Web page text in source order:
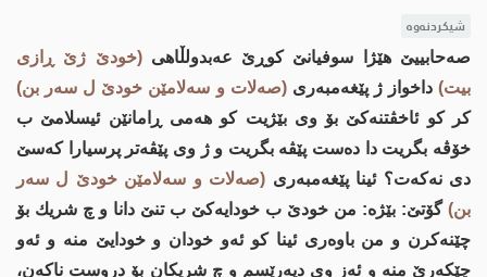
شیکردنەوە
صه‌حابییێ هێژا سوفیانێ كوڕێ عەبدولڵاهی(خودێ ژێ ڕازی
بیت)داخواز ژ پێغەمبەری(صەلات و سەلامێن خودێ ل سەر بن)
کر کو ئاخڤتنه‌كێ بۆ وی بێژیت کو هەمی ڕامانێن ئیسلامێ ب
خۆڤە بگریت دا ده‌ست پێڤه‌ بگریت و ژ وی پێڤه‌تر پرسیارا كه‌سێ
دی نه‌كه‌ت؟ ئینا پێغەمبەری (صەلات و سەلامێن خودێ ل سەر
بن) گۆتێ: بێژە: من خودێ ب خودایه‌كێ ب تنێ دانا و چ شریك بۆ
چێنه‌كرن و من باوەری ئینا کو ئەو خودان و خودایێ منە و ئه‌و
چێكه‌رێ منە و ئه‌ز وی دپه‌رێسم و چ شریکان بۆ دروست ناكه‌ن،